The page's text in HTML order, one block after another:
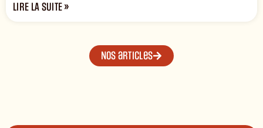
LIRE LA SUITE »
Nos articles